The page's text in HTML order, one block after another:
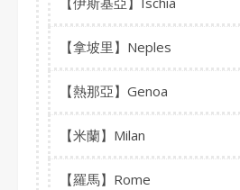
【拿坡里】Neples
【熱那亞】Genoa
【米蘭】Milan
【羅馬】Rome